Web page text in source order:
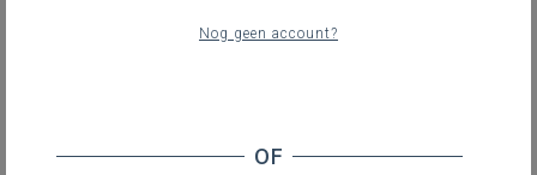
Nog geen account?